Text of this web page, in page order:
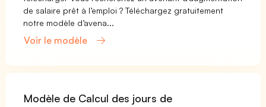
de salaire prêt à l’emploi ? Téléchargez gratuitement
notre modèle d’avena...
Voir le modèle
Modèle de Calcul des jours de